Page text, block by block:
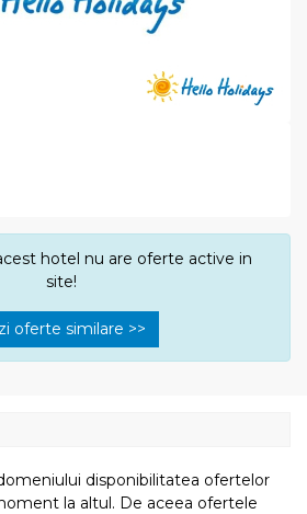
hotel nu are oferte active in
site!
oferte similare >>
disponibilitatea ofertelor
la altul. De aceea ofertele